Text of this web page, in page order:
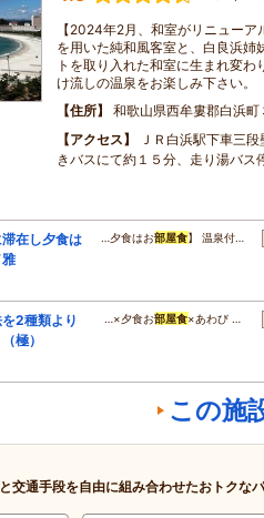
【2024年2月、和室がリニュー
を用いた純和風客室と、白良浜姉
トを取り入れた和室に生まれ変
け流しの温泉をお楽しみ下さい。
住所
和歌山県西牟婁郡白浜町
アクセス
ＪＲ白浜駅下車三
きバスにて約１５分、走り湯バス
滞在し夕食は
…夕食はお部屋食】 温泉付…
2種類より
極）
…×夕食お部屋食×あわび …
この施
交通手段を自由に組み合わせたおトクな